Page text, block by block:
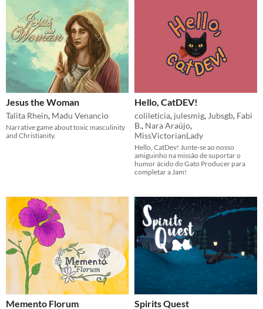
Jesus the Woman
Talita Rhein, Madu Venancio
Narrative game about toxic masculinity
and Christianity.
Hello, CatDEV!
colileticia, julesmig, Jubsgb, Fabi
B., Nara Araújo,
MissVictorianLady
Hello, CatDev! Junte-se ao nosso
amiguinho na missão de suportar o
humor ácido do Gato Producer para
completar a Jam!
Memento Florum Spirits Quest